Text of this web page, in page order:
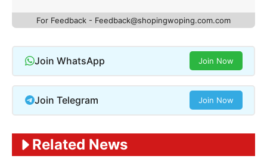
For Feedback - Feedback@shopingwoping.com.com
Join WhatsApp Join Now
Join Telegram Join Now
Related News